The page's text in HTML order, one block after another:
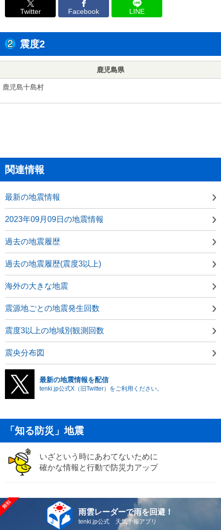
Twitter Facebook LINE
震度2
鹿児島県
鹿児島十島村
関連情報
最新の地震情報
2023年09月09日の地震情報
過去の地震履歴
過去の地震履歴(震度3以上)
海外の大きな地震
震源地ごとの地震発生回数
震度3以上の地域別観測回数
震央分布図
最新の地震情報を配信
tenki.jp公式X（旧Twitter）をご利用ください。
「知る防災」地震
いざという時にあわてないために
確かな情報と行動で防災力アップ
雨雲レーダーで雨を回避！
tenki.jp公式 天気予報アプリ